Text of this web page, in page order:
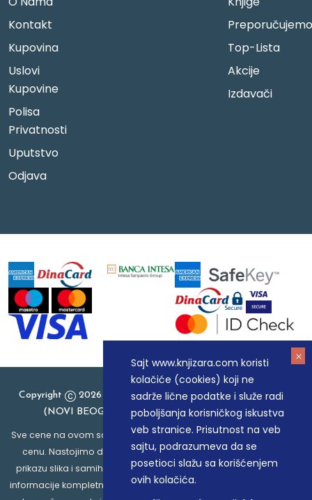
Sajt www.knjizara.com koristi
kolačiće (cookies) koji ne
sadrže lične podatke i služe radi
poboljšanja korisničkog iskustva
veb stranice. Prisutnost na veb
sajtu, podrazumeva da se
posetioci slažu sa korišćenjem
ovih kolačića.
Kontakt
Kupovina
Uslovi
Kupovine
Polisa
Privatnosti
Uputstvo
Odjava
Preporučujemo
Top-Lista
Akcije
Izdavači
Copyright
2026 Knjizara.com - MAKART DOO BEOGRAD
(NOVI BEOGRAD), PIB: 105184104, MB: 20337524
Sve cene na ovom sajtu iskazane su u dinarima. PDV je uračunat u
cenu. Nastojimo da budemo što precizniji u opisu proizvoda,
prikazu slika i samih cena, ali ne možemo garantovati da su sve
informacije kompletne i bez grešaka. Svi artikli prikazani na sajtu su